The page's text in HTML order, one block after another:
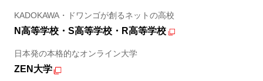
KADOKAWA・ドワンゴが創るネットの高校
N高等学校・S高等学校・R高等学校
日本発の本格的なオンライン大学
ZEN大学